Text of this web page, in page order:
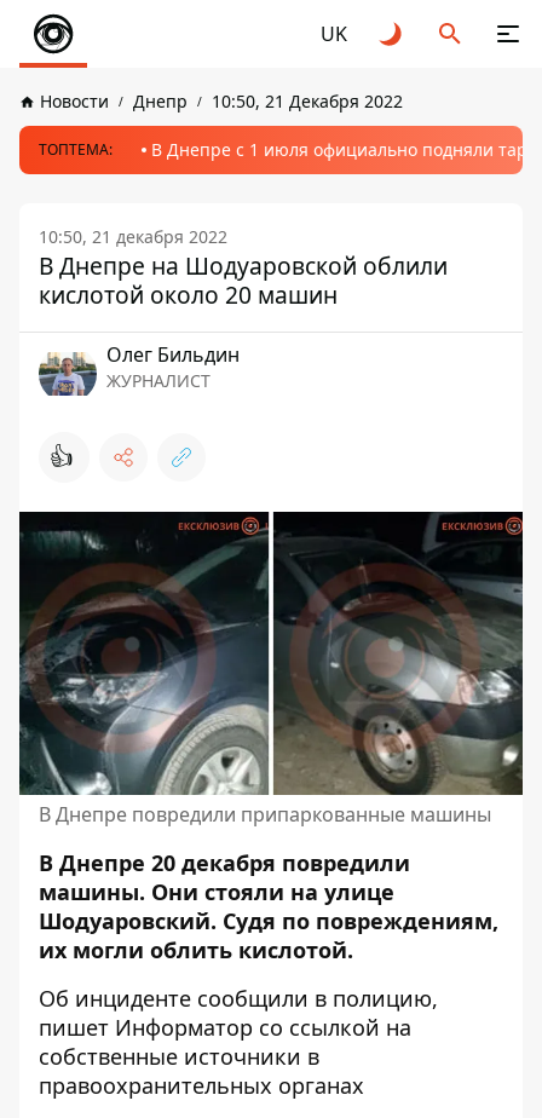
UK
Новости Днепр 10:50, 21 Декабря 2022
ТОПТЕМА: В Днепре с 1 июля официально подняли
10:50, 21 декабря 2022
В Днепре на Шодуаровской облили
кислотой около 20 машин
Олег Бильдин
ЖУРНАЛИСТ
👍
В Днепре повредили припаркованные машины
В Днепре 20 декабря повредили
машины. Они стояли на улице
Шодуаровский. Судя по повреждениям,
их могли облить кислотой.
Об инциденте сообщили в полицию,
пишет Информатор со ссылкой на
собственные источники в
правоохранительных органах